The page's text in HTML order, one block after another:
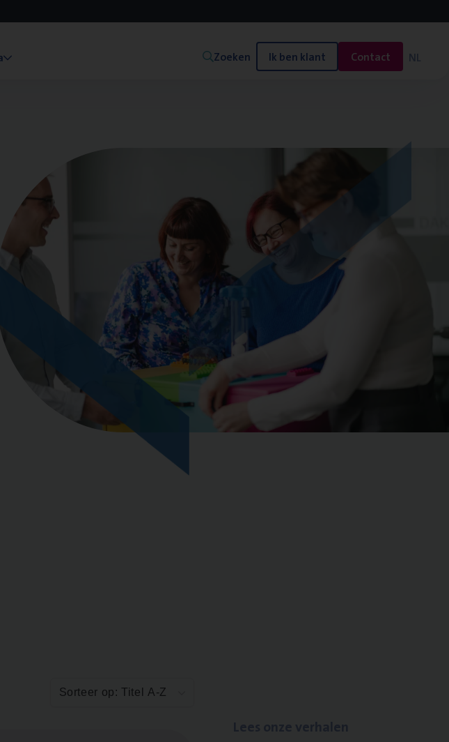
Zoeken Ik ben klant Contact NL
Sorteer op: Titel A-Z